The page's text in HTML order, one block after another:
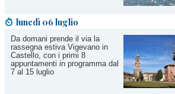
lunedì 06 luglio
Da domani prende il via la
rassegna estiva Vigevano in
Castello, con i primi 8
appuntamenti in programma dal
7 al 15 luglio